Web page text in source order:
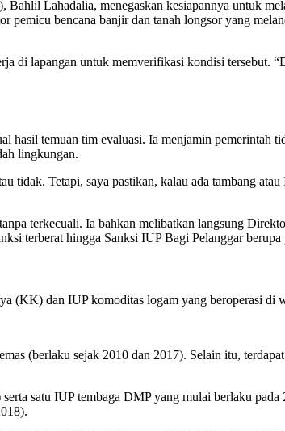
Lahadalia, menegaskan kesiapannya untuk
bencana banjir dan tanah longsor yang
di lapangan untuk memverifikasi kondisi tersebut.
temuan tim evaluasi. Ia menjamin pemerintah
lingkungan.
tidak. Tetapi, saya pastikan, kalau ada tambang
terkecuali. Ia bahkan melibatkan langsung
terberat hingga Sanksi IUP Bagi Pelanggar
(KK) dan IUP komoditas logam yang beroperasi di
(berlaku sejak 2010 dan 2017). Selain itu,
satu IUP tembaga DMP yang mulai berlaku